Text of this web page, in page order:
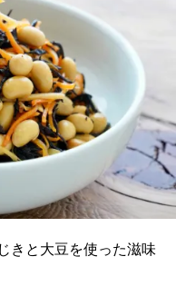
きと大豆を使った滋味